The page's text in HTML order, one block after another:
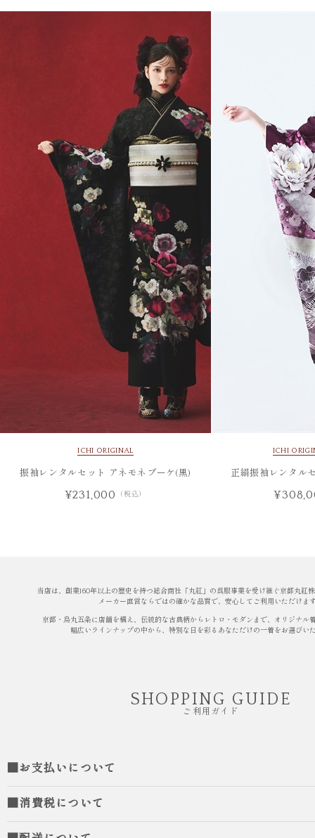
ICHI ORIGINAL
振袖レンタルセット アネモネブーケ(黒)
¥231,000 （税込）
ICHI
正絹振袖レンタル
当店は、創業160年以上の歴史を持つ総合商社「丸紅」の呉服事業を受け継ぐ京都丸紅
メーカー直営ならではの確かな品質で、安心してご利用いただけま
京都・烏丸五条に店舗を構え、伝統的な古典柄からレトロ・モダンまで、オリジナル
幅広いラインナップの中から、特別な日を彩るあなただけの一着をお選びい
SHOPPING GUIDE
ご利用ガイド
■お支払いについて
■消費税について